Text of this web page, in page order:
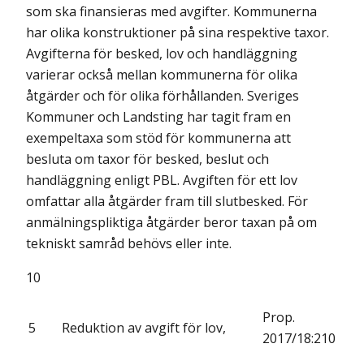
som ska finansieras med avgifter. Kommunerna
har olika konstruktioner på sina respektive taxor.
Avgifterna för besked, lov och handläggning
varierar också mellan kommunerna för olika
åtgärder och för olika förhållanden. Sveriges
Kommuner och Landsting har tagit fram en
exempeltaxa som stöd för kommunerna att
besluta om taxor för besked, beslut och
handläggning enligt PBL. Avgiften för ett lov
omfattar alla åtgärder fram till slutbesked. För
anmälningspliktiga åtgärder beror taxan på om
tekniskt samråd behövs eller inte.
10
5 Reduktion av avgift för lov,
Prop.
2017/18:210